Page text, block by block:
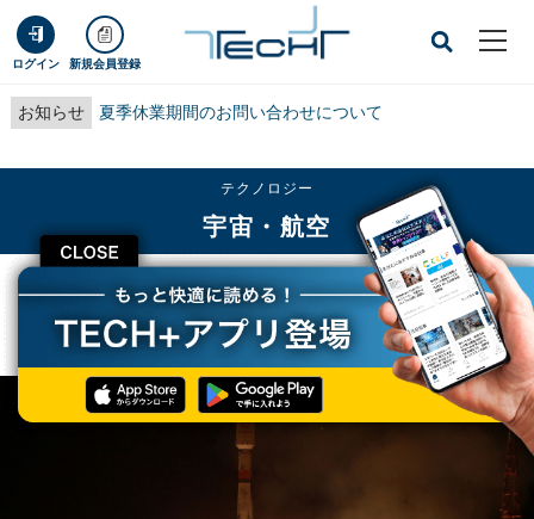
ログイン 新規会員登録
お知らせ 夏季休業期間のお問い合わせについて
CLOSE
テクノロジー
宇宙・航空
TECH+ テクノロジー
宇宙・航空
全世界にインターネットをつなげる「ワンウェブ」、通信衛星34機を打ち上げ